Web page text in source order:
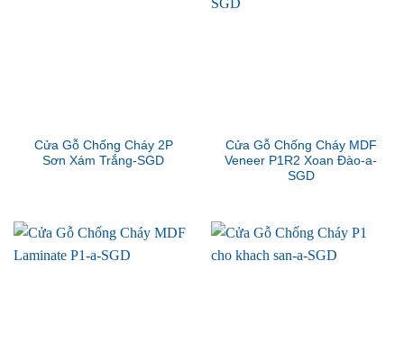
Cửa Gỗ Chống Cháy 2P
Sơn Xám Trắng-SGD
Cửa Gỗ Chống Cháy MDF
Veneer P1R2 Xoan Đào-a-
SGD